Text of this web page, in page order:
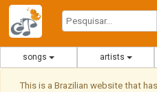
songs artists
This is a Brazilian website that